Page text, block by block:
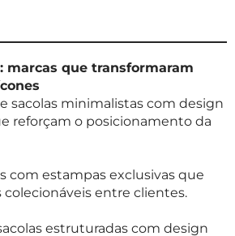
marcas que transformaram
sacolas minimalistas com design
reforçam o posicionamento da
com estampas exclusivas que
colecionáveis entre clientes.
estruturadas com design